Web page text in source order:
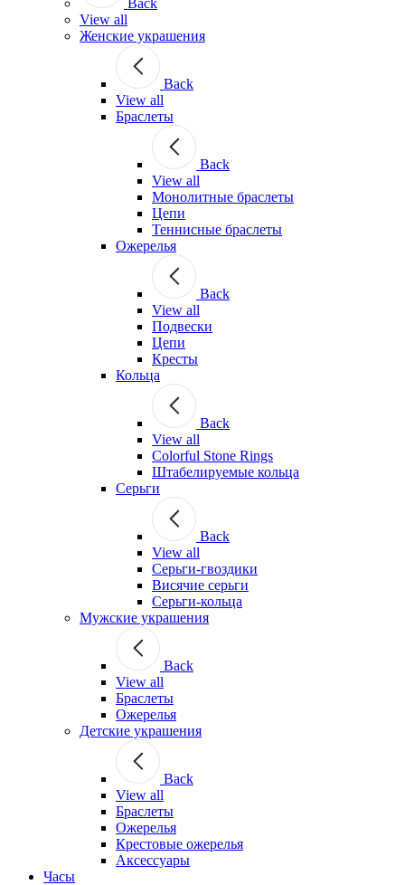
View all
Женские украшения
Back
View all
Браслеты
Back
View all
Монолитные браслеты
Цепи
Теннисные браслеты
Ожерелья
Back
View all
Подвески
Цепи
Кресты
Кольца
Back
View all
Colorful Stone Rings
Штабелируемые кольца
Серьги
Back
View all
Серьги-гвоздики
Висячие серьги
Серьги-кольца
Мужские украшения
Back
View all
Браслеты
Ожерелья
Детские украшения
Back
View all
Браслеты
Ожерелья
Крестовые ожерелья
Аксессуары
Часы